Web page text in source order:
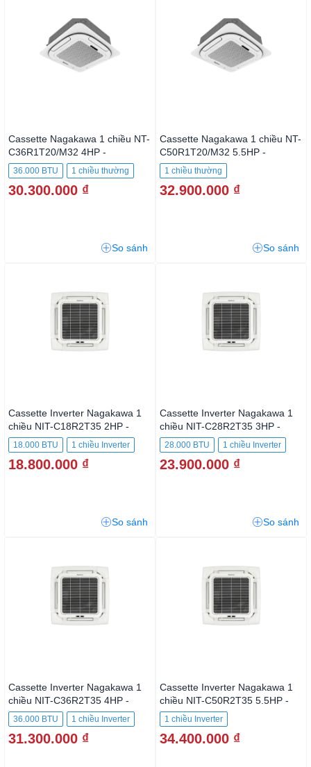
Cassette Nagakawa 1 chiều NT-
C36R1T20/M32 4HP -
36.000BTU
36.000 BTU 1 chiều thường
30.300.000 ₫
So sánh
Cassette Nagakawa 1 chiều NT-
C50R1T20/M32 5.5HP -
50.000BTU
1 chiều thường
32.900.000 ₫
So sánh
Cassette Inverter Nagakawa 1
chiều NIT-C18R2T35 2HP -
18.000BTU
18.000 BTU 1 chiều Inverter
18.800.000 ₫
So sánh
Cassette Inverter Nagakawa 1
chiều NIT-C28R2T35 3HP -
28.000BTU
28.000 BTU 1 chiều Inverter
23.900.000 ₫
So sánh
Cassette Inverter Nagakawa 1
chiều NIT-C36R2T35 4HP -
36.000BTU
36.000 BTU 1 chiều Inverter
31.300.000 ₫
Cassette Inverter Nagakawa 1
chiều NIT-C50R2T35 5.5HP -
50.000BTU
1 chiều Inverter
34.400.000 ₫